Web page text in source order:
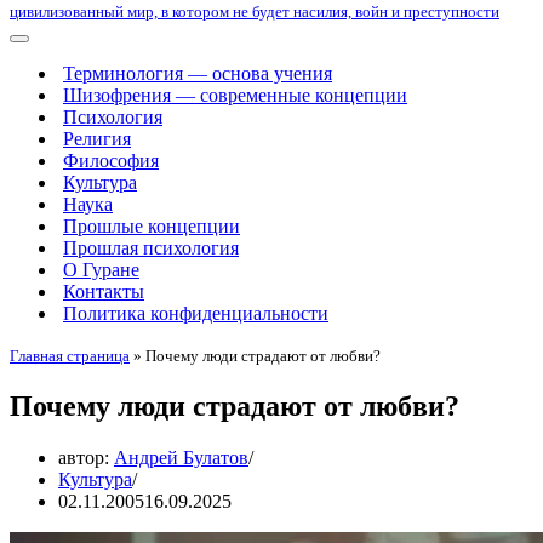
цивилизованный мир, в котором не будет насилия, войн и преступности
Меню
навигацииТерминология — основа учения
Шизофрения — современные концепции
Психология
Религия
Философия
Культура
Наука
Прошлые концепции
Прошлая психология
О Гуране
Контакты
Политика конфиденциальности
Главная страница » Почему люди страдают от любви?
Почему люди страдают от любви?
автор: Андрей Булатов
Культура
02.11.200516.09.2025